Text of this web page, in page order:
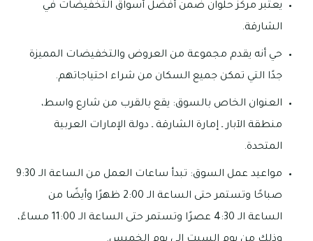
يعتبر مركز حلوان ضمن أفضل أسواق التخفيضات في
الشارقة.
حي أنه يقدم مجموعة من العروض والتخفيضات المميزة
جدًا التي تمكن جميع السكان من شراء احتياجاتهم.
العنوان الخاص بالسوق: يقع بالقرب من شارع واسط،
منطقة الآبار ـ إمارة الشارقة ـ دولة الإمارات العربية
المتحدة.
مواعيد عمل السوق: تبدأ ساعات العمل من الساعة الـ 9:30
صباحًا وتستمر حتى الساعة الـ 2:00 ظهرًا وأيضًا من
الساعة الـ 4:30 عصرًا وتستمر حتى الساعة الـ 11:00 مساءً،